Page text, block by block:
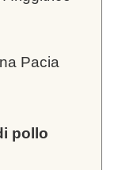
Pacia
pollo